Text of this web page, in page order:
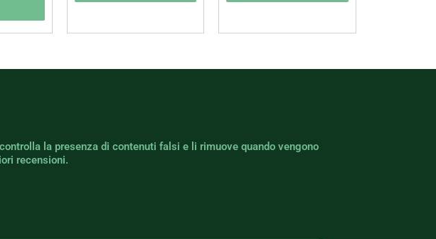
la presenza di contenuti falsi e li rimuove quando vengono
recensioni.